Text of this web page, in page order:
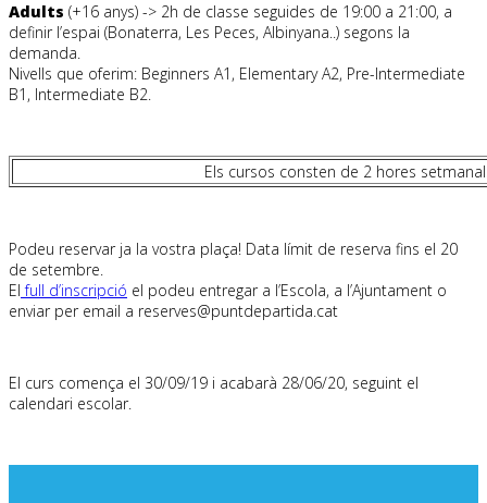
Adults (+16 anys) -> 2h de classe seguides de 19:00 a 21:00, a
definir l’espai (Bonaterra, Les Peces, Albinyana..) segons la
demanda.
Nivells que oferim: Beginners A1, Elementary A2, Pre-Intermediate
B1, Intermediate B2.
Els cursos consten de 2 hores
Podeu reservar ja la vostra plaça! Data límit de reserva fins el 20
de setembre.
El full d’inscripció el podeu entregar a l’Escola, a l’Ajuntament o
enviar per email a reserves@puntdepartida.cat
El curs comença el 30/09/19 i acabarà 28/06/20, seguint el
calendari escolar.